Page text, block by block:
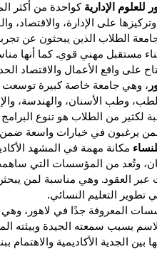
للعلوم الإدارية كواحدة من أكثر
على الإدارة، والاقتصاد،
الطلاب الذين يبحثون عن
مستقبل مهني قوي. كما أنها
على واقع الأعمال والاقتصاد
، وهي جامعة خاصة كبيرة
وطب الأسنان، والهندسة،
لكثير من الطلاب هو تنوع
يرغبون في خيارات واسعة ضمن
مكانة مهمة في المشهد
وتُعد من المؤسسات التي
عبر العقود. وهي مناسبة لمن
التعليم النسائي.
المعروفة جدًا في لاهور، وهي
بسبب سمعته الجيدة وبيئته
بين الجدية الأكاديمية والاهتمام